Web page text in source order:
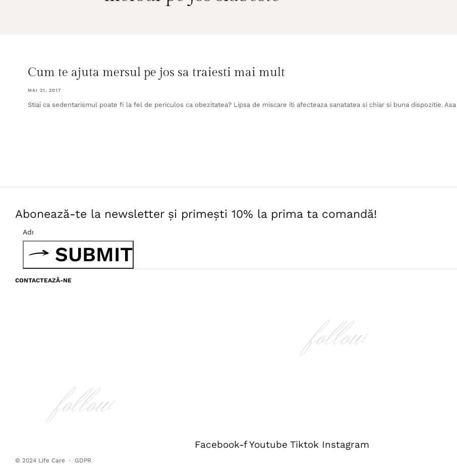
Cum te ajuta mersul pe jos sa traiesti mai mult
MAI 21, 2017
Stiai ca sedentarismul poate fi la fel de periculos ca obezitatea? Lipsa de miscare iti afecteaza sanatatea si chiar si buna dispozitie. Asa
Abonează-te la newsletter și primești 10% la prima ta comandă!
SUBMIT
CONTACTEAZĂ-NE
follow
follow
Facebook-f Youtube Tiktok Instagram
© 2024 Life Care · GDPR